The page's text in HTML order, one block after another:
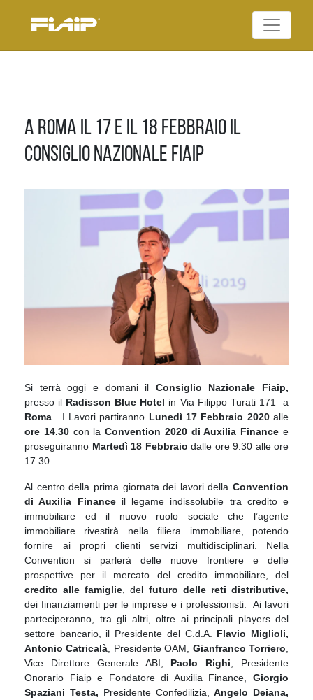
Federazione Italiana
A Roma il 17 e il 18 Febbraio il
Consiglio Nazionale FIAIP
Si terrà oggi e domani il Consiglio Nazionale Fiaip,
presso il Radisson Blue Hotel in Via Filippo Turati 171 a
Roma . I Lavori partiranno Lunedì 17 Febbraio 2020alle
ore 14.30con laConvention 2020 di Auxilia Finance e
proseguiranno Martedì 18 Febbraio dalle ore 9.30 alle ore
17.30.
Al centro della prima giornata dei lavori della Convention
di Auxilia Financeil legame indissolubile tra credito e
immobiliare ed il nuovo ruolo sociale che l’agente
immobiliare rivestirà nella filiera immobiliare, potendo
fornire ai propri clienti servizi multidisciplinari. Nella
Convention si parlerà delle nuove frontiere e delle
prospettive per il mercato del credito immobiliare, del
credito alle famiglie , del futuro delle reti distributive,
dei finanziamenti per le imprese e i professionisti. Ai lavori
parteciperanno, tra gli altri, oltre ai principali players del
settore bancario, il Presidente del C.d.A. Flavio Miglioli,
Antonio Catricalà , Presidente OAM, Gianfranco Torriero
Vice Direttore Generale ABI, Paolo Righi , Presidente
Onorario Fiaip e Fondatore di Auxilia Finance, Giorgio
Spaziani Testa, Presidente Confedilizia,
Angelo Deiana,